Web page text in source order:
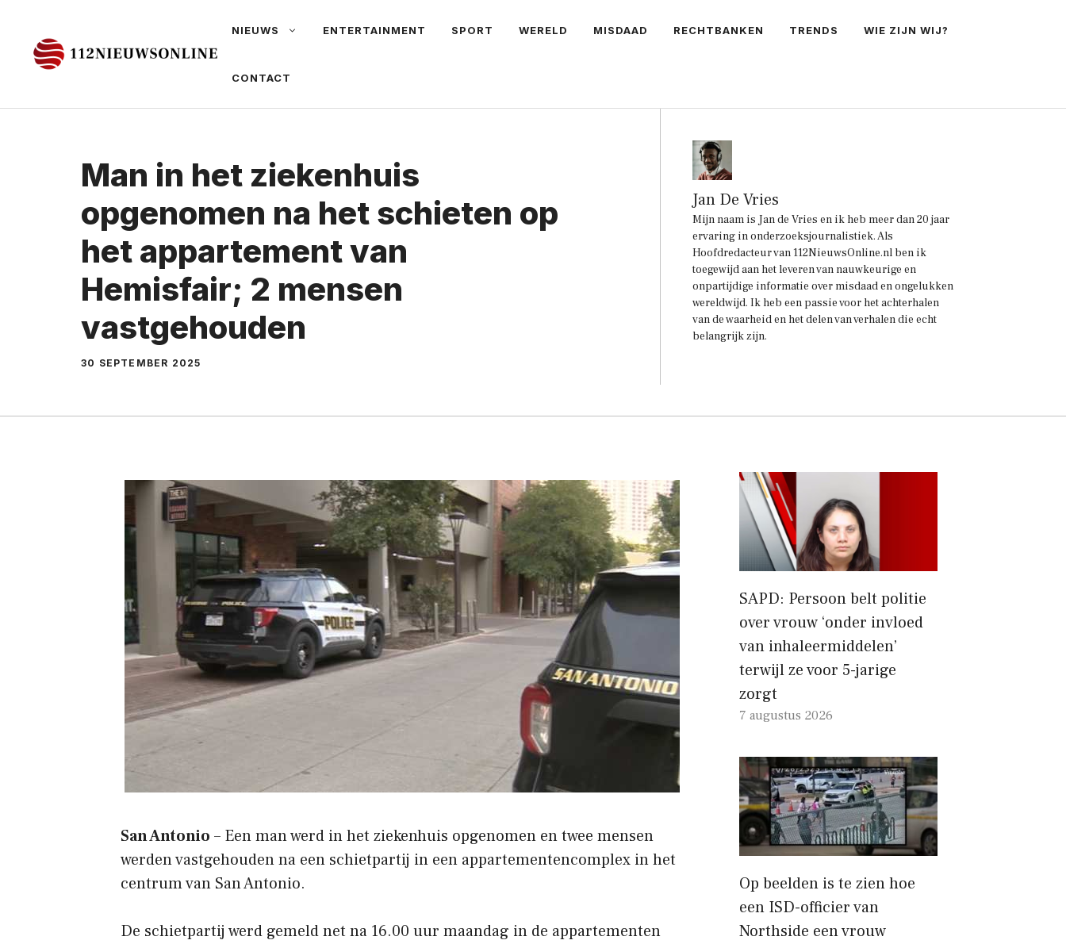
NIEUWS ENTERTAINMENT SPORT WERELD MISDAAD RECHTBANKEN TRENDS WIE ZIJN WIJ?
CONTACT
Man in het ziekenhuis
opgenomen na het schieten op
het appartement van
Hemisfair; 2 mensen
vastgehouden
30 SEPTEMBER 2025
Jan De Vries
Mijn naam is Jan de Vries en ik heb meer dan 20 jaar
ervaring in onderzoeksjournalistiek. Als
Hoofdredacteur van 112NieuwsOnline.nl ben ik
toegewijd aan het leveren van nauwkeurige en
onpartijdige informatie over misdaad en ongelukken
wereldwijd. Ik heb een passie voor het achterhalen
van de waarheid en het delen van verhalen die echt
belangrijk zijn.
San Antonio – Een man werd in het ziekenhuis opgenomen en twee mensen
werden vastgehouden na een schietpartij in een appartementencomplex in het
centrum van San Antonio.
De schietpartij werd gemeld net na 16.00 uur maandag in de appartementen
SAPD: Persoon belt politie
over vrouw ‘onder invloed
van inhaleermiddelen’
terwijl ze voor 5-jarige
zorgt
7 augustus 2026
Op beelden is te zien hoe
een ISD-officier van
Northside een vrouw